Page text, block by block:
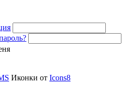
Иконки от Icons8